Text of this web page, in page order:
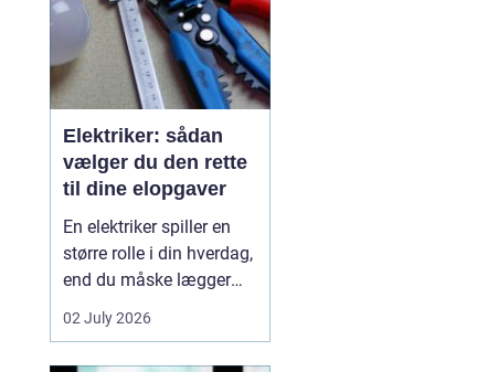
Elektriker: sådan
vælger du den rette
til dine elopgaver
En elektriker spiller en
større rolle i din hverdag,
end du måske lægger
mærke til. Alt fra lys i
stuen, stikkontakter i
02 July 2026